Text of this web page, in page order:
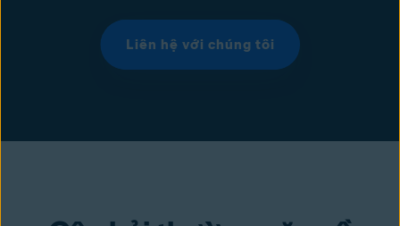
Liên hệ với chúng tôi